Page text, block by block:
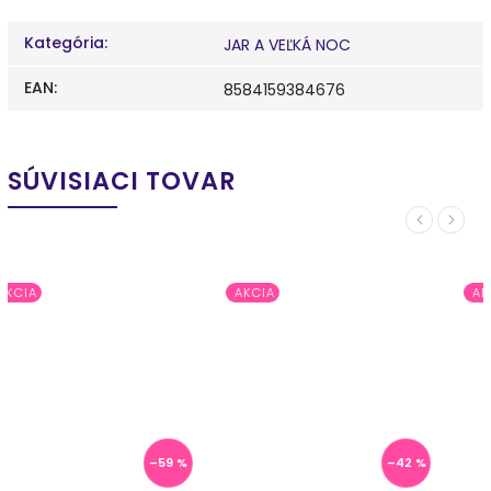
Kategória:
JAR A VEĽKÁ NOC
EAN: 8584159384676
SÚVISIACI TOVAR
Previous
AKCIA
–42 %
AKCIA
–48 %
Next